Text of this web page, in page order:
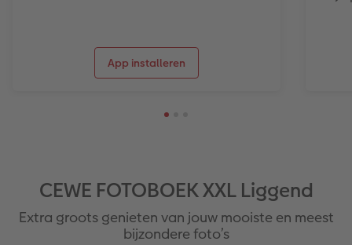
App installeren
CEWE FOTOBOEK XXL Liggend
Extra groots genieten van jouw mooiste en meest
bijzondere foto’s